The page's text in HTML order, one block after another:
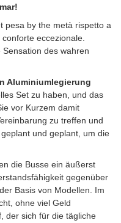
pesa by the metà rispetto a
eccezionale.
des wahren
Aluminiumlegierung
Set zu haben, und das
vor Kurzem damit
zu treffen und
und geplant, um die
die Busse ein äußerst
gegenüber
Basis von Modellen. Im
ohne viel Geld
der sich für die tägliche